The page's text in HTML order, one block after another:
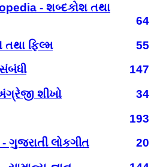
- શબ્દકોશ તથા
64
તથા ફિલ્મ
55
147
શીખો
34
193
ગુજરાતી લોકગીત
20